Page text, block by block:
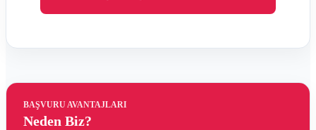
BAŞVURU AVANTAJLARI
Neden Biz?